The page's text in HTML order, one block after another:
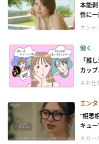
本能
性に
＃シャ
働く
「推
カッ
＃お仕
エンタ
“相思
キュ
＃ガー